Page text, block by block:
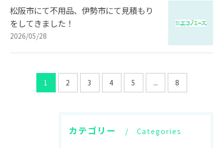
松阪市にて不用品、伊勢市にて見積もり
をしてきました！
2026/05/28
1 2 3 4 5 ... 8
カテゴリー Categories